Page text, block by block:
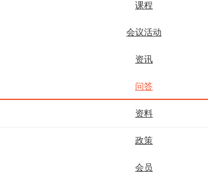
课程
会议活动
资讯
问答
资料
政策
会员